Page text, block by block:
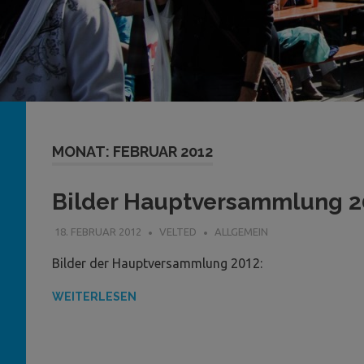
MONAT: FEBRUAR 2012
Bilder Hauptversammlung
18. FEBRUAR 2012 VELTED ALLGEMEIN
Bilder der Hauptversammlung 2012:
WEITERLESEN